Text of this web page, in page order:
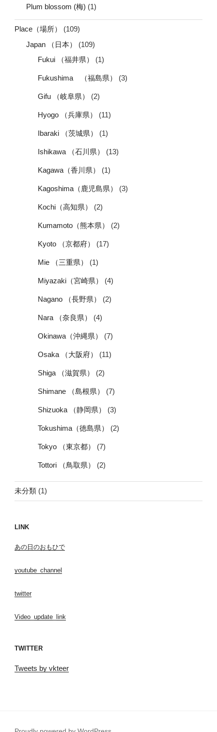
Plum blossom (梅) (1)
Place（場所）
(109)
Japan （日本）
(109)
Fukui （福井県）
(1)
Fukushima （福島県） (3)
Gifu （岐阜県） (2)
Hyogo （兵庫県） (11)
Ibaraki （茨城県） (1)
Ishikawa （石川県） (13)
Kagawa（香川県） (1)
Kagoshima（鹿児島県） (3)
Kochi（高知県） (2)
Kumamoto（熊本県） (2)
Kyoto （京都府） (17)
Mie （三重県） (1)
Miyazaki（宮崎県） (4)
Nagano （長野県） (2)
Nara （奈良県） (4)
Okinawa（沖縄県） (7)
Osaka （大阪府） (11)
Shiga （滋賀県） (2)
Shimane （島根県） (7)
Shizuoka （静岡県） (3)
Tokushima（徳島県） (2)
Tokyo （東京都） (7)
Tottori （鳥取県） (2)
未分類 (1)
LINK
あの日のおもひで
youtube_channel
twitter
Video_update_link
TWITTER
Tweets by vkteer